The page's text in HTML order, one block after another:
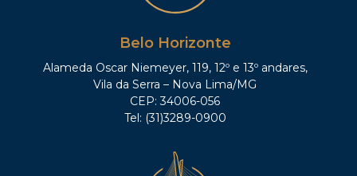
Belo Horizonte
Alameda Oscar Niemeyer, 119, 12º e 13º andares,
Vila da Serra – Nova Lima/MG
CEP: 34006-056
Tel: (31)3289-0900